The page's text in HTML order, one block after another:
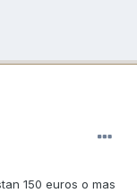
150 euros o mas